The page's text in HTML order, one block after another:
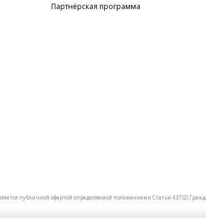
Партнёрская программа
публичной офертой определяемой положениями Статьи 437 (2)